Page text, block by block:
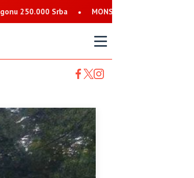
MONSTRUOZNE PRIJETNJE SRBIMA: Nalog